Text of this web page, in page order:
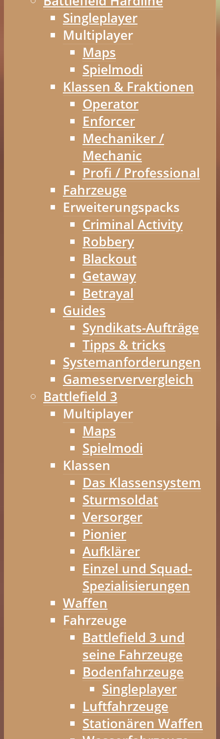
Singleplayer
Multiplayer
Maps
Spielmodi
Klassen & Fraktionen
Operator
Enforcer
Mechaniker /
Mechanic
Profi / Professional
Fahrzeuge
Erweiterungspacks
Criminal Activity
Robbery
Blackout
Getaway
Betrayal
Guides
Syndikats-Aufträge
Tipps & tricks
Systemanforderungen
Gameserververgleich
Battlefield 3
Multiplayer
Maps
Spielmodi
Klassen
Das Klassensystem
Sturmsoldat
Versorger
Pionier
Aufklärer
Einzel und Squad-
Spezialisierungen
Waffen
Fahrzeuge
Battlefield 3 und
seine Fahrzeuge
Bodenfahrzeuge
Singleplayer
Luftfahrzeuge
Stationären Waffen